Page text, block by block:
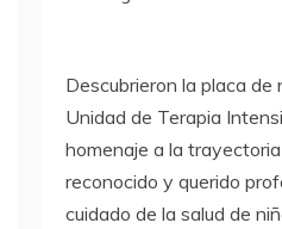
Descubrieron la placa de
Unidad de Terapia
homenaje a la
reconocido y querido
cuidado de la salud de